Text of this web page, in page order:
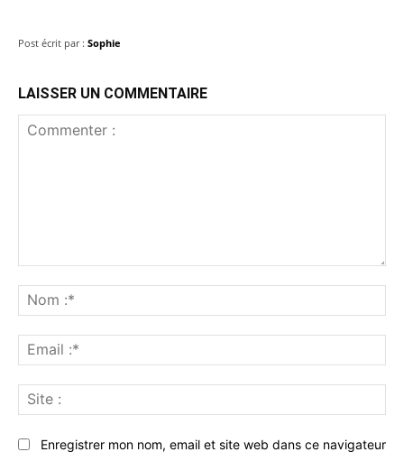
Post écrit par : Sophie
LAISSER UN COMMENTAIRE
:*
:*
:
Enregistrer mon nom, email et site web dans ce navigateur